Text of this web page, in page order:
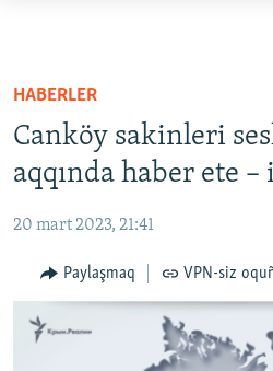
Esas
qaytmaq
Baş
navigatsiyağa
qaytmaq
qaytmaq
SİYASET
İQTİSADİYAT
CEMİYET
VİDEO
SÜRET
HABERLER
Canköy sakinleri
aqqında haber ete
20 mart 2023, 21:41
Paylaşmaq VPN-siz